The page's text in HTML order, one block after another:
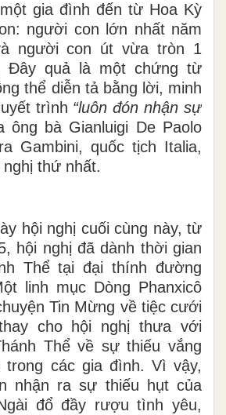
gia đình đến từ Hoa Kỳ
người con lớn nhất năm
người con út vừa tròn 1
Đây quả là một chứng từ
thể diễn tả bằng lời, minh
trình “luôn đón nhận sự
ông bà Gianluigi De Paolo
Gambini, quốc tịch Italia,
thứ nhất.
hội nghị cuối cùng này, từ
hội nghị đã dành thời gian
Thể tại đại thính đường
linh mục Dòng Phanxicô
Tin Mừng về tiệc cưới
cho hội nghị thưa với
Thể về sự thiếu vắng
các gia đình. Vì vậy,
nhận ra sự thiếu hụt của
đổ đầy rượu tình yêu,